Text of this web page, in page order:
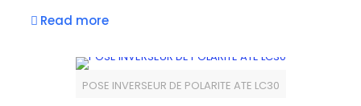
Read more
POSE INVERSEUR DE POLARITE ATE LC30